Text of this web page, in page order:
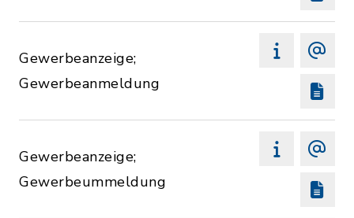
Gewerbeanzeige;
Gewerbeanmeldung
Gewerbeanzeige;
Gewerbeummeldung